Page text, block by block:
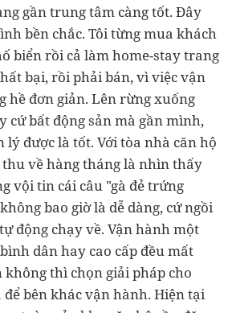
gần trung tâm càng tốt. Đây
bền chắc. Tôi từng mua khách
biển rồi cả làm home-stay trang
bại, rồi phải bán, vì việc vận
hề đơn giản. Lên rừng xuống
cứ bất động sản mà gần mình,
được là tốt. Với tòa nhà căn hộ
về hàng tháng là nhìn thấy
vội tin cái câu "gà đẻ trứng
bao giờ là dễ dàng, cứ ngồi
động chạy về. Vận hành một
dân hay cao cấp đều mất
không thì chọn giải pháp cho
bên khác vận hành. Hiện tại